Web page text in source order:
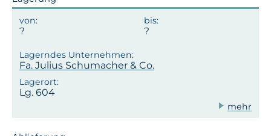
Fa. Julius Schumacher & Co.
Lg. 604
mehr